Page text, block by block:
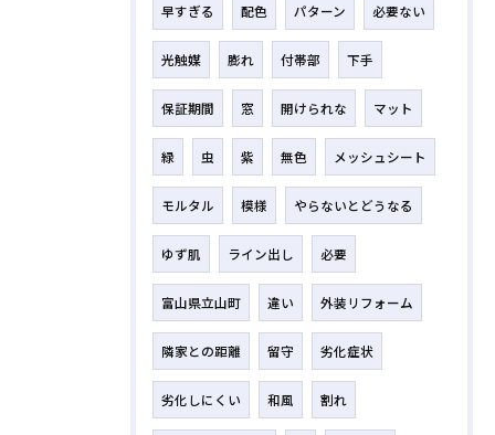
早すぎる 配色 パターン 必要ない
光触媒 膨れ 付帯部 下手
保証期間 窓 開けられな マット
緑 虫 紫 無色 メッシュシート
モルタル 模様 やらないとどうなる
ゆず肌 ライン出し 必要
富山県立山町 違い 外装リフォーム
隣家との距離 留守 劣化症状
劣化しにくい 和風 割れ